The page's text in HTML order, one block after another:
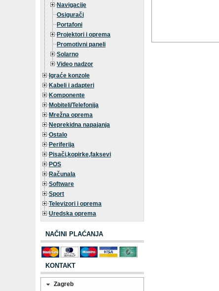
Navigacije
Osigurači
Portafoni
Projektori i oprema
Promotivni paneli
Solarno
Video nadzor
Igraće konzole
Kabeli i adapteri
Komponente
Mobiteli/Telefonija
Mrežna oprema
Neprekidna napajanja
Ostalo
Periferija
Pisači,kopirke,faksevi
POS
Računala
Software
Sport
Televizori i oprema
Uredska oprema
NAČINI PLAĆANJA
KONTAKT
Zagreb